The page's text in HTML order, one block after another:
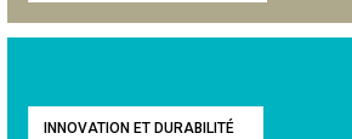
INNOVATION ET DURABILITÉ